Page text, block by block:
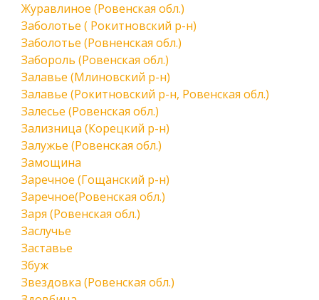
Журавлиное (Ровенская обл.)
Заболотье ( Рокитновский р-н)
Заболотье (Ровненская обл.)
Забороль (Ровенская обл.)
Залавье (Млиновский р-н)
Залавье (Рокитновский р-н, Ровенская обл.)
Залесье (Ровенская обл.)
Зализница (Корецкий р-н)
Залужье (Ровенская обл.)
Замощина
Заречное (Гощанский р-н)
Заречное(Ровенская обл.)
Заря (Ровенская обл.)
Заслучье
Заставье
Збуж
Звездовка (Ровенская обл.)